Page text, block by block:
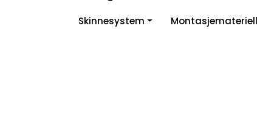
Skinnesystem
Montasjemateriell